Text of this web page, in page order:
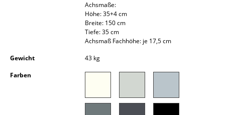
Kleinaufbewahrung
... alle Aufbewahrungsmöbel
Hängeleuchten & Deckenleuchten
Achsmaße:
Höhe: 35+4 cm
Breite: 150 cm
Tiefe: 35 cm
Achsmaß Fachhöhe: je 17,5 cm
Gewicht
43 kg
Farben